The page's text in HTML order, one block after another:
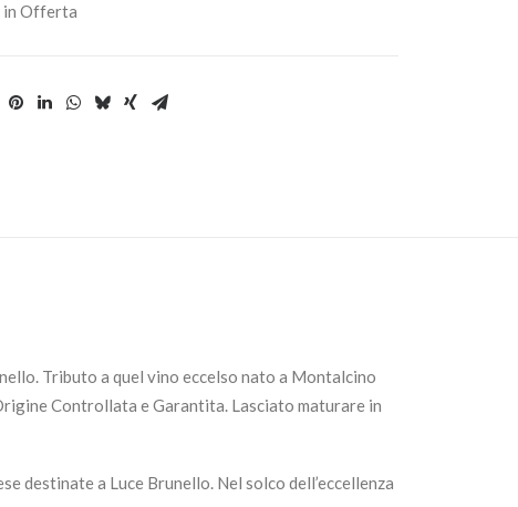
in Offerta
Tributo a quel vino eccelso nato a Montalcino
Controllata e Garantita. Lasciato maturare in
destinate a Luce Brunello. Nel solco dell’eccellenza